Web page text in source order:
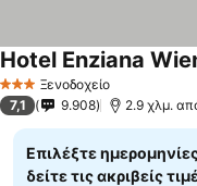
3 ΑστέριαΞενοδοχείο
Hotel Enziana
7,1 9.908 2.9 χλμ.
Επιλέξτε
δείτε τις ακριβείς